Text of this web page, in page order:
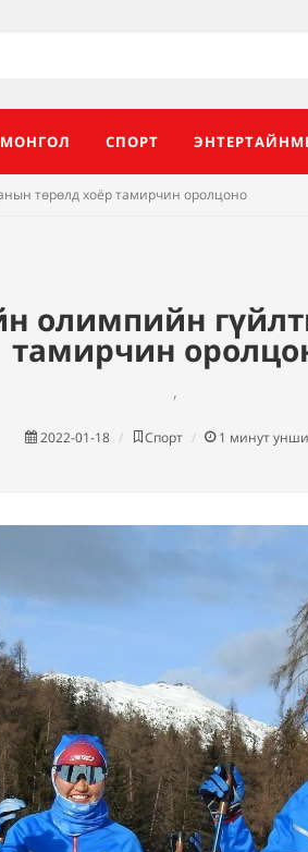
СПОРТ
төрөлд хоёр тамирчин оролцоно
олимпийн
тамирчин
,
2022-01-18 Спорт 1 минут